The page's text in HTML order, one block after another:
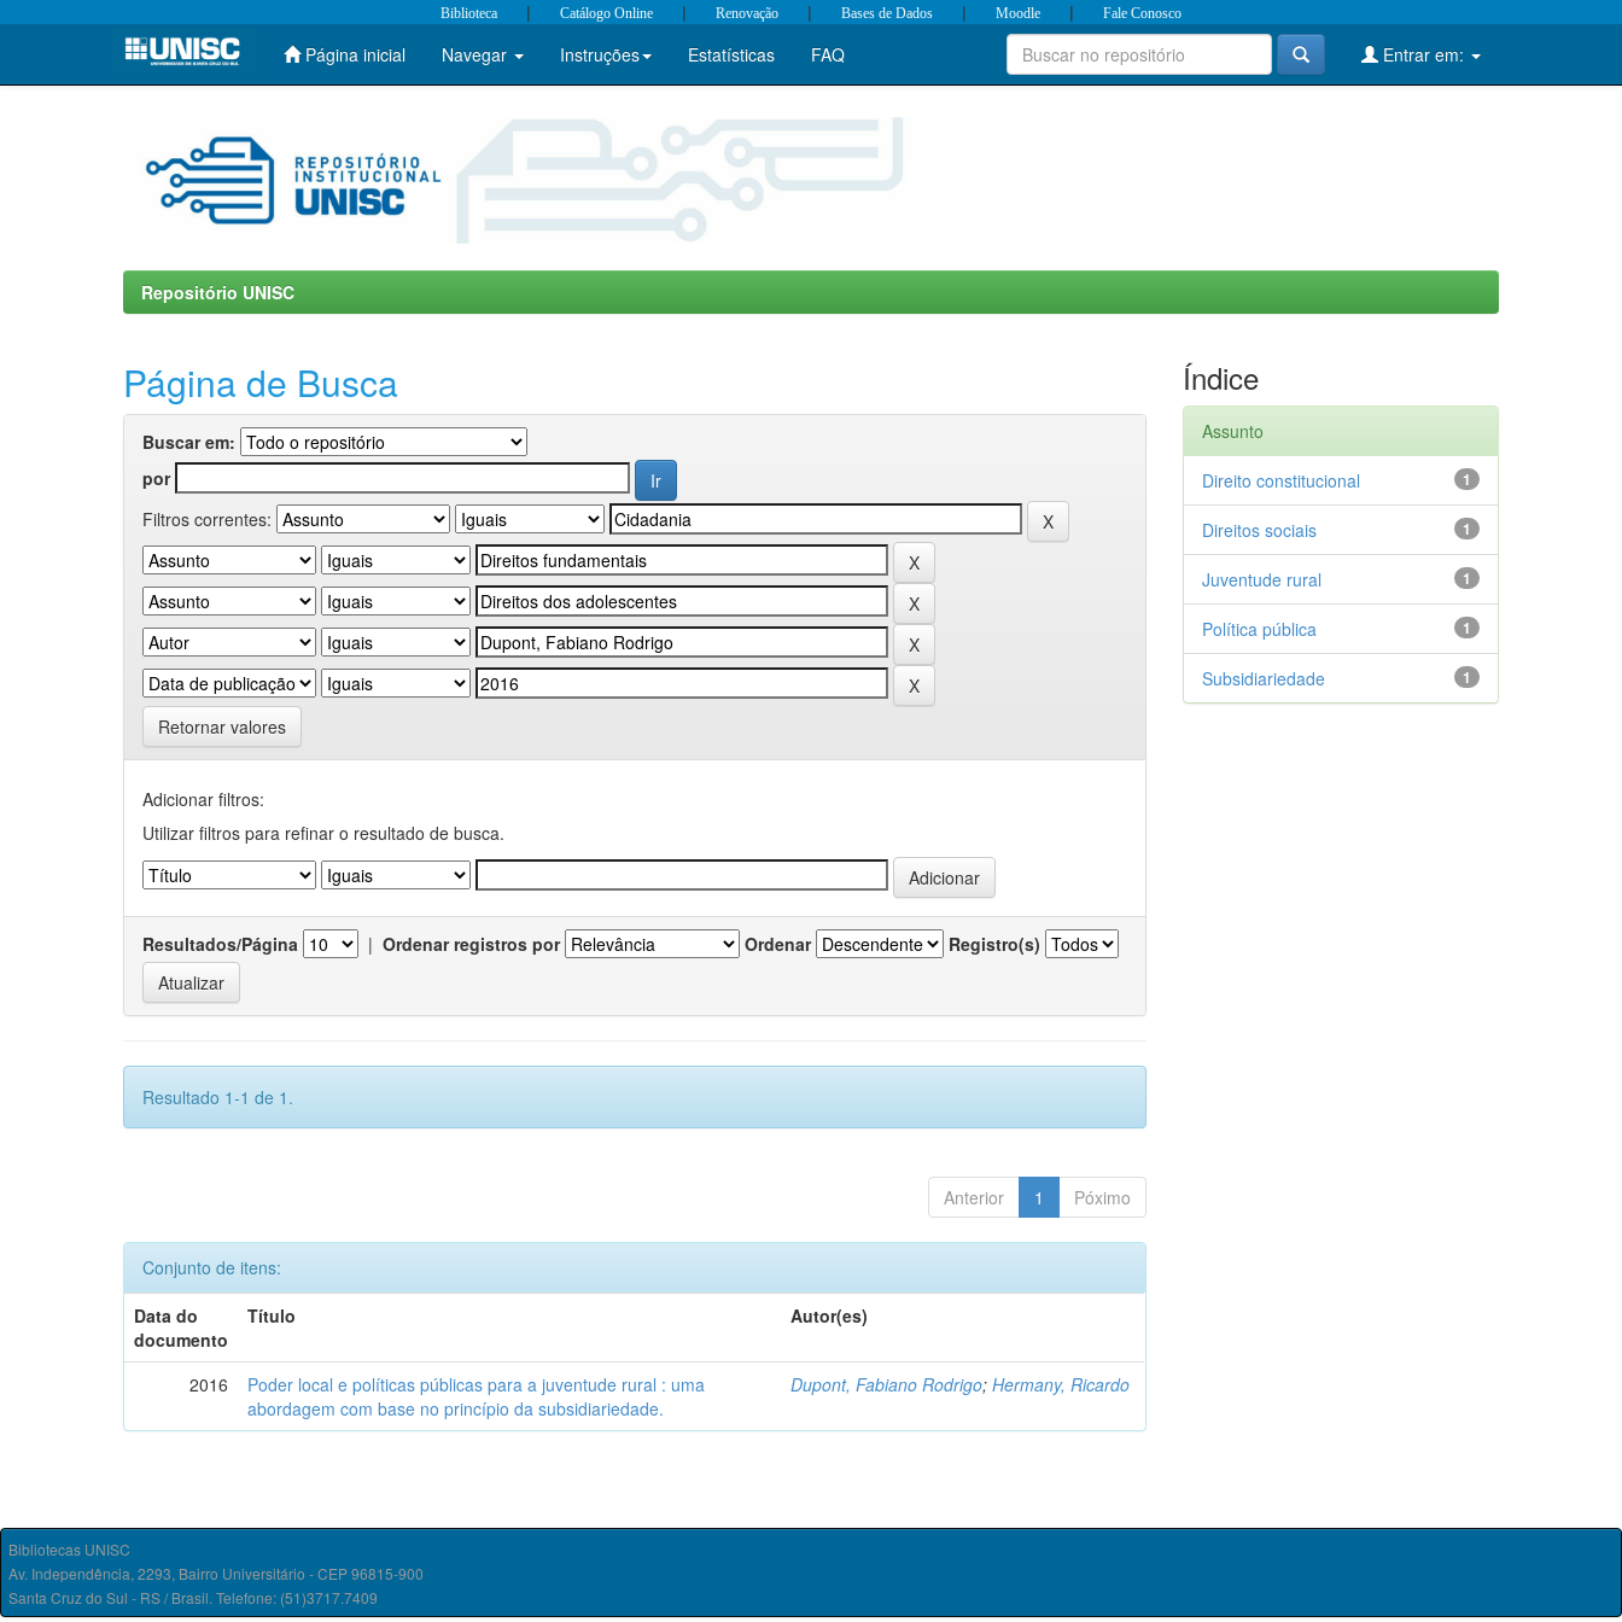
Skip
Biblioteca | Catálogo Online | Renovação | Bases de Dados | Moodle | Fale Conosco
Página inicial Navegar Instruções Estatísticas FAQ Entrar em:
Repositório UNISC
Página de Busca
Buscar em:
por
Filtros correntes:
Retornar valores
Adicionar filtros:
Utilizar filtros para refinar o resultado de busca.
Resultados/Página | Ordenar registros por Ordenar Registro(s)
Resultado 1-1 de 1.
Anterior 1 Póximo
Conjunto de itens:
Data do
documento
Título Autor(es)
2016
Poder local e políticas públicas para a juventude rural : uma
abordagem com base no princípio da subsidiariedade.
Dupont, Fabiano Rodrigo;Hermany, Ricardo
Índice
Assunto
1
Direito constitucional
1
Direitos sociais
1
Juventude rural
1
Política pública
1
Subsidiariedade
Bibliotecas UNISC
Av. Independência, 2293, Bairro Universitário - CEP 96815-900
Santa Cruz do Sul - RS / Brasil. Telefone: (51)3717.7409